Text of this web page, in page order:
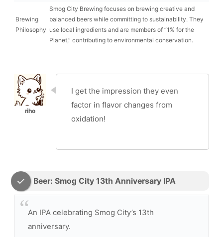
Brewing
Philosophy
Smog City Brewing focuses on brewing creative and
balanced beers while committing to sustainability. They
use local ingredients and are members of “1% for the
Planet,” contributing to environmental conservation.
I get the impression they even
factor in flavor changes from
oxidation!
Beer: Smog City 13th Anniversary IPA
An IPA celebrating Smog City’s 13th
anniversary.